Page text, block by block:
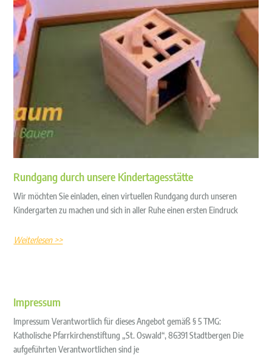
Rundgang durch unsere Kindertagesstätte
Wir möchten Sie einladen, einen virtuellen Rundgang durch unseren
Kindergarten zu machen und sich in aller Ruhe einen ersten Eindruck
Weiterlesen >>
Impressum
Impressum Verantwortlich für dieses Angebot gemäß § 5 TMG:
Katholische Pfarrkirchenstiftung „St. Oswald“, 86391 Stadtbergen Die
aufgeführten Verantwortlichen sind je